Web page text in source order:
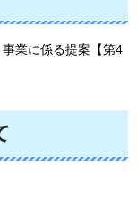
業に係る提案【第4